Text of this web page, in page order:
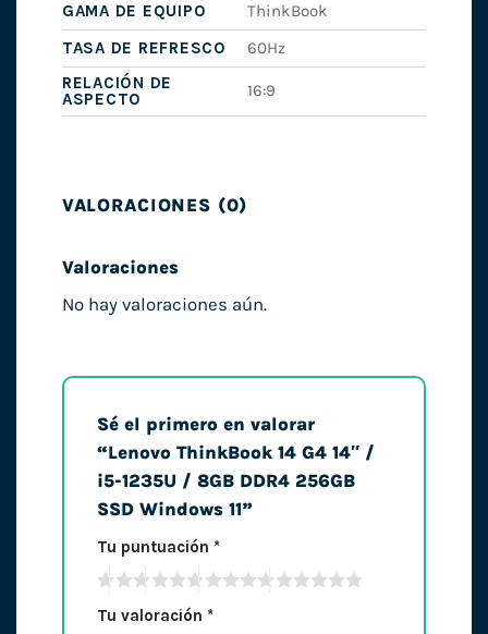
GAMA DE EQUIPO
ThinkBook
TASA DE REFRESCO
60Hz
RELACIÓN DE
ASPECTO
16:9
VALORACIONES (0)
Valoraciones
No hay valoraciones aún.
Sé el primero en valorar
“Lenovo ThinkBook 14 G4 14″ /
i5-1235U / 8GB DDR4 256GB
SSD Windows 11”
Tu puntuación *
Tu valoración *